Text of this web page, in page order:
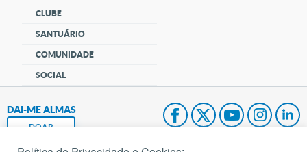
CLUBE
SANTUÁRIO
COMUNIDADE
SOCIAL
DAI-ME ALMAS
DOAR